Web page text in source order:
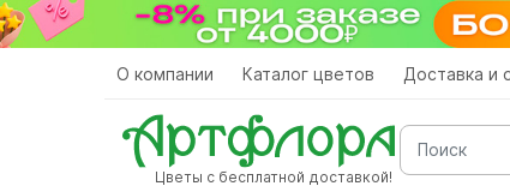
Перейти
к
О компании Каталог цветов Доставка и
Цветы с бесплатной доставкой!
Поиск